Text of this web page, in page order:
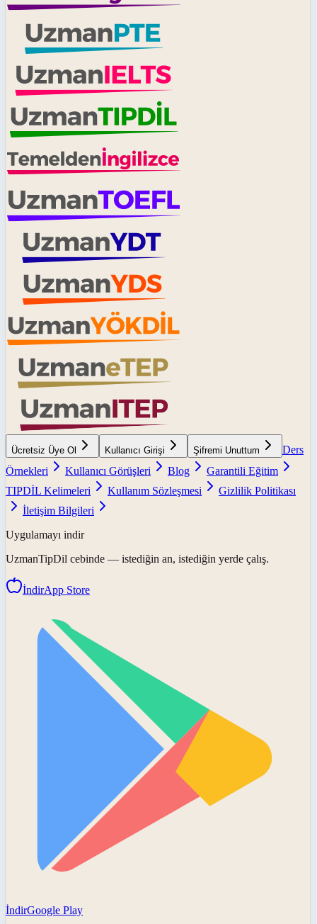
Ücretsiz Üye Ol Kullanıcı Girişi Şifremi Unuttum
Ders
Örnekleri
Kullanıcı Görüşleri Blog
Garantili Eğitim
TIPDİL Kelimeleri
Kullanım Sözleşmesi
Gizlilik Politikası
İletişim Bilgileri
Uygulamayı indir
UzmanTipDil cebinde — istediğin an, istediğin yerde çalış.
İndirApp Store
İndirGoogle Play